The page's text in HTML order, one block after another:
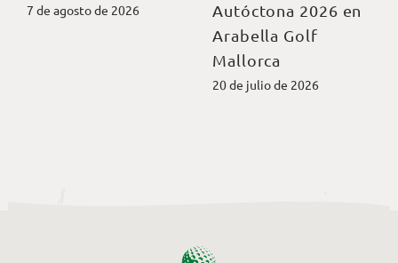
7 de agosto de 2026
Autóctona 2026 en
Arabella Golf
Mallorca
20 de julio de 2026